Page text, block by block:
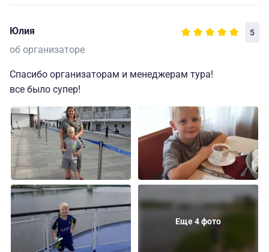
Юлия 5
об организаторе
Спасибо организаторам и менеджерам тура!
все было супер!
Еще 4 фото